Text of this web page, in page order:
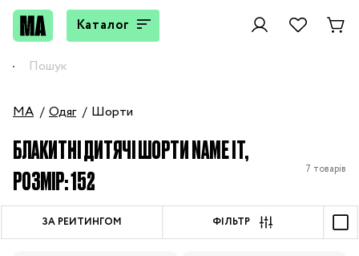
Каталог
MA Одяг Шорти
БЛАКИТНІ ДИТЯЧІ ШОРТИ NAME IT,
РОЗМІР: 152
7 товарів
ЗА РЕЙТИНГОМ ФІЛЬТР